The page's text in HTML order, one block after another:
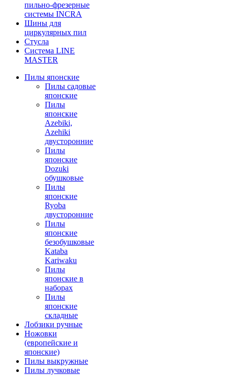
пильно-фрезерные
системы INCRA
Шины для
циркулярных пил
Стусла
Система LINE
MASTER
Пилы японские
Пилы садовые
японские
Пилы
японские
Azebiki,
Azehiki
двусторонние
Пилы
японские
Dozuki
обушковые
Пилы
японские
Ryoba
двусторонние
Пилы
японские
безобушковые
Kataba
Kariwaku
Пилы
японские в
наборах
Пилы
японские
складные
Лобзики ручные
Ножовки
(европейские и
японские)
Пилы выкружные
Пилы лучковые